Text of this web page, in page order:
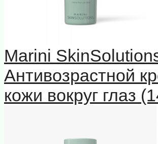
Marini
Антивозрастной
кожи вокруг глаз